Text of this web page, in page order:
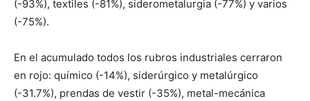
(-93%), textiles (-81%), siderometalurgia (-77%) y varios
(-75%).
En el acumulado todos los rubros industriales cerraron
en rojo: químico (-14%), siderúrgico y metalúrgico
(-31.7%), prendas de vestir (-35%), metal-mecánica